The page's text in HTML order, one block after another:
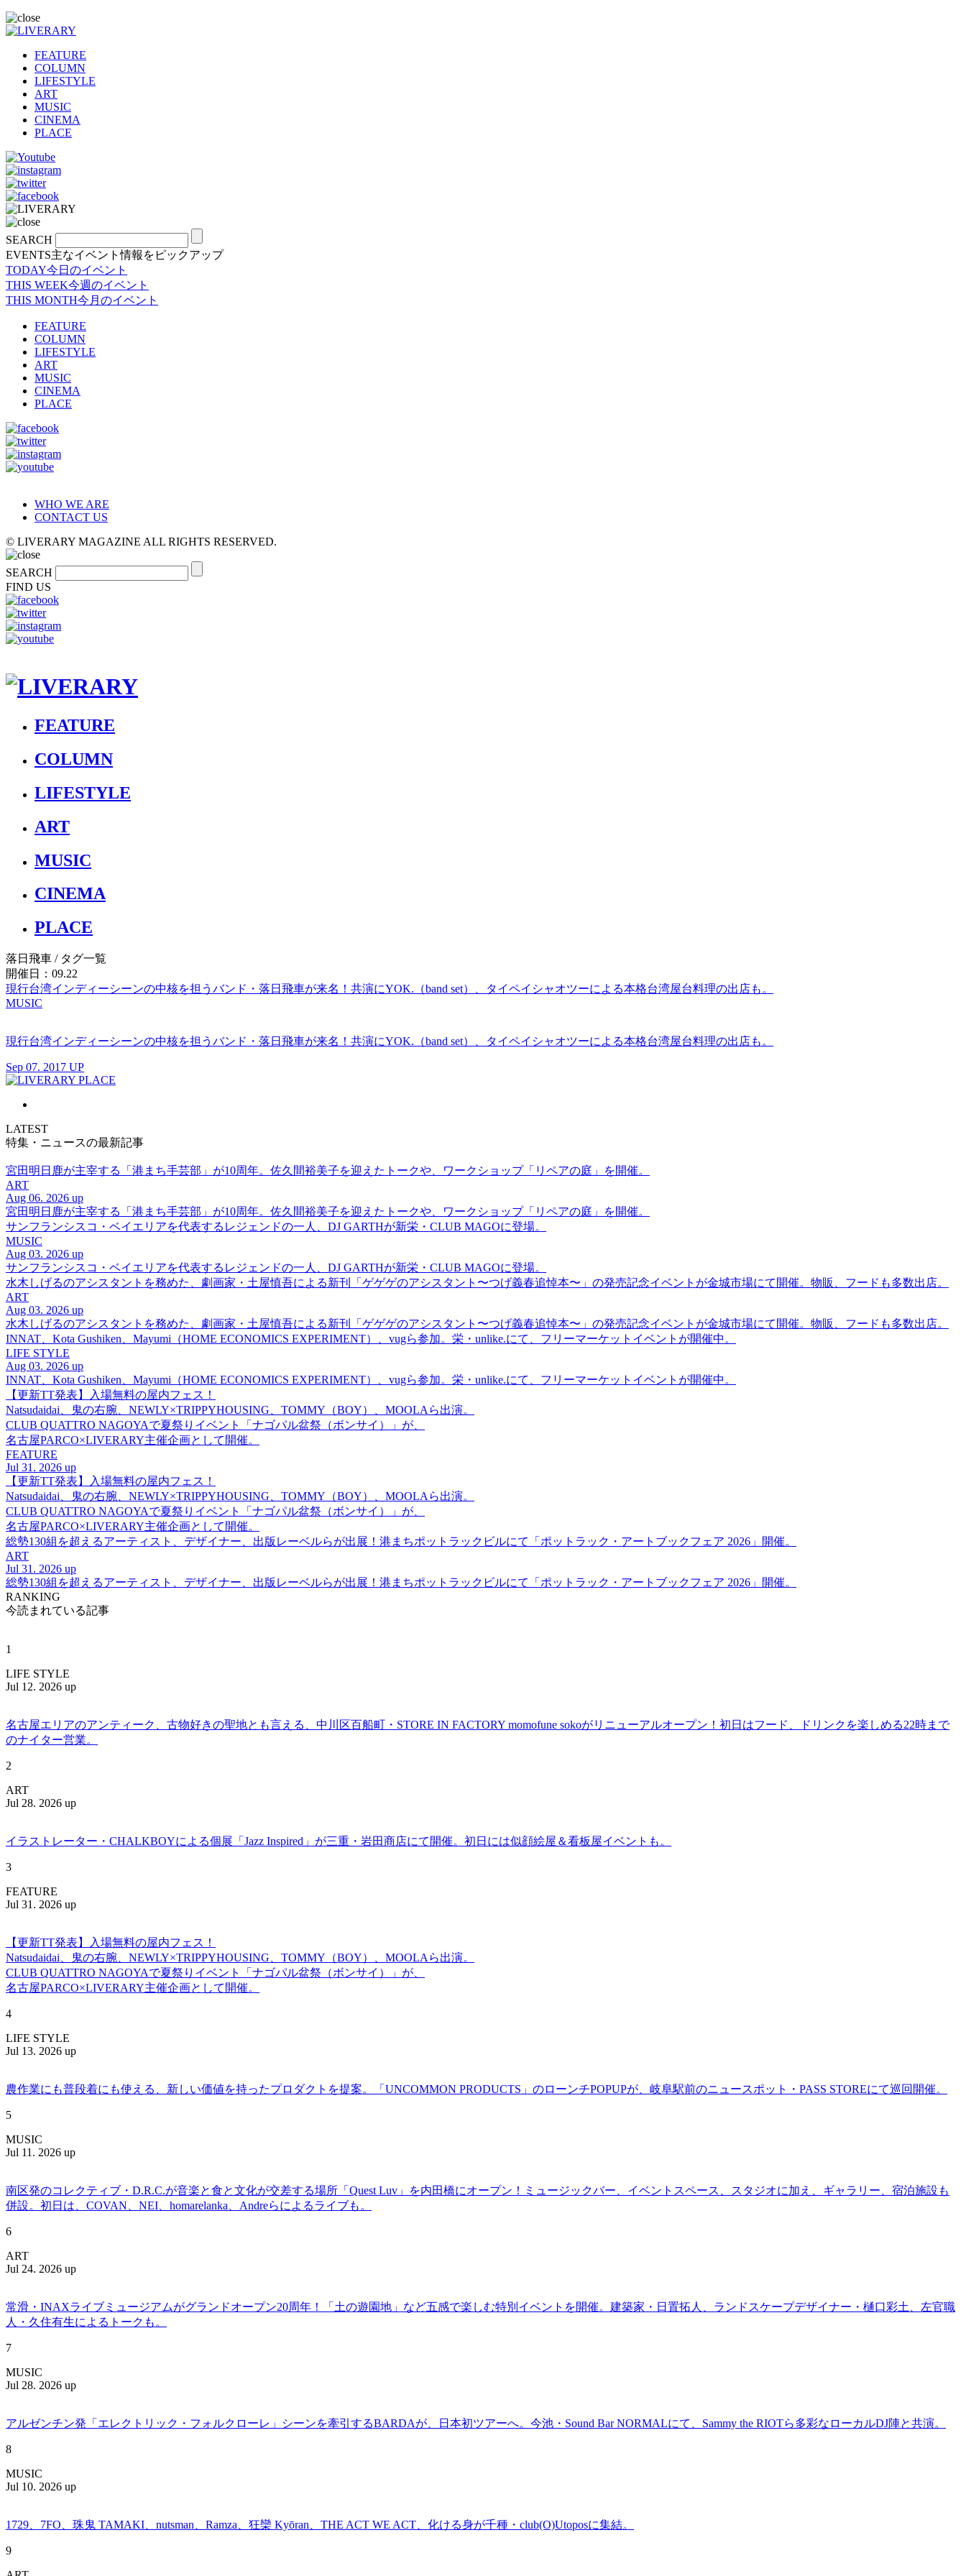
FEATURE
COLUMN
LIFESTYLE
ART
MUSIC
CINEMA
PLACE
SEARCH
EVENTS主なイベント情報をピックアップ
TODAY今日のイベント
THIS WEEK今週のイベント
THIS MONTH今月のイベント
FEATURE
COLUMN
LIFESTYLE
ART
MUSIC
CINEMA
PLACE
WHO WE ARE
CONTACT US
© LIVERARY MAGAZINE ALL RIGHTS RESERVED.
SEARCH
FIND US
FEATURE
COLUMN
LIFESTYLE
ART
MUSIC
CINEMA
PLACE
落日飛車 / タグ一覧
開催日：09.22
現行台湾インディーシーンの中核を担うバンド・落日飛車が来名！共演にYOK.（band set）、タイペイシャオツーによる本格台湾屋台料理の出店も。
MUSIC
現行台湾インディーシーンの中核を担うバンド・落日飛車が来名！共演にYOK.（band set）、タイペイシャオツーによる本格台湾屋台料理の出店も。
Sep 07. 2017 UP
LATEST
特集・ニュースの最新記事
宮田明日鹿が主宰する「港まち手芸部」が10周年。佐久間裕美子を迎えたトークや、ワークショップ「リペアの庭」を開催。
ART
Aug 06. 2026 up
宮田明日鹿が主宰する「港まち手芸部」が10周年。佐久間裕美子を迎えたトークや、ワークショップ「リペアの庭」を開催。
サンフランシスコ・ベイエリアを代表するレジェンドの一人、DJ GARTHが新栄・CLUB MAGOに登場。
MUSIC
Aug 03. 2026 up
サンフランシスコ・ベイエリアを代表するレジェンドの一人、DJ GARTHが新栄・CLUB MAGOに登場。
水木しげるのアシスタントを務めた、劇画家・土屋慎吾による新刊「ゲゲゲのアシスタント〜つげ義春追悼本〜」の発売記念イベントが金城市場にて開催。物販、フードも多数出店。
ART
Aug 03. 2026 up
水木しげるのアシスタントを務めた、劇画家・土屋慎吾による新刊「ゲゲゲのアシスタント〜つげ義春追悼本〜」の発売記念イベントが金城市場にて開催。物販、フードも多数出店。
INNAT、Kota Gushiken、Mayumi（HOME ECONOMICS EXPERIMENT）、vugら参加。栄・unlike.にて、フリーマーケットイベントが開催中。
LIFE STYLE
Aug 03. 2026 up
INNAT、Kota Gushiken、Mayumi（HOME ECONOMICS EXPERIMENT）、vugら参加。栄・unlike.にて、フリーマーケットイベントが開催中。
【更新TT発表】入場無料の屋内フェス！
Natsudaidai、鬼の右腕、NEWLY×TRIPPYHOUSING、TOMMY（BOY）、MOOLAら出演。
CLUB QUATTRO NAGOYAで夏祭りイベント「ナゴパル盆祭（ボンサイ）」が、
名古屋PARCO×LIVERARY主催企画として開催。
FEATURE
Jul 31. 2026 up
【更新TT発表】入場無料の屋内フェス！
Natsudaidai、鬼の右腕、NEWLY×TRIPPYHOUSING、TOMMY（BOY）、MOOLAら出演。
CLUB QUATTRO NAGOYAで夏祭りイベント「ナゴパル盆祭（ボンサイ）」が、
名古屋PARCO×LIVERARY主催企画として開催。
総勢130組を超えるアーティスト、デザイナー、出版レーベルらが出展！港まちポットラックビルにて「ポットラック・アートブックフェア 2026」開催。
ART
Jul 31. 2026 up
総勢130組を超えるアーティスト、デザイナー、出版レーベルらが出展！港まちポットラックビルにて「ポットラック・アートブックフェア 2026」開催。
RANKING
今読まれている記事
1
LIFE STYLE
Jul 12. 2026 up
名古屋エリアのアンティーク、古物好きの聖地とも言える、中川区百船町・STORE IN FACTORY momofune sokoがリニューアルオープン！初日はフード、ドリンクを楽しめる22時まで
のナイター営業。
2
ART
Jul 28. 2026 up
イラストレーター・CHALKBOYによる個展「Jazz Inspired」が三重・岩田商店にて開催。初日には似顔絵屋＆看板屋イベントも。
3
FEATURE
Jul 31. 2026 up
【更新TT発表】入場無料の屋内フェス！
Natsudaidai、鬼の右腕、NEWLY×TRIPPYHOUSING、TOMMY（BOY）、MOOLAら出演。
CLUB QUATTRO NAGOYAで夏祭りイベント「ナゴパル盆祭（ボンサイ）」が、
名古屋PARCO×LIVERARY主催企画として開催。
4
LIFE STYLE
Jul 13. 2026 up
農作業にも普段着にも使える、新しい価値を持ったプロダクトを提案。「UNCOMMON PRODUCTS」のローンチPOPUPが、岐阜駅前のニュースポット・PASS STOREにて巡回開催。
5
MUSIC
Jul 11. 2026 up
南区発のコレクティブ・D.R.C.が⾳楽と⾷と⽂化が交差する場所「Quest Luv」を内田橋にオープン！ミュージックバー、イベントスペース、スタジオに加え、ギャラリー、宿泊施設も
併設。初日は、COVAN、NEI、homarelanka、Andreらによるライブも。
6
ART
Jul 24. 2026 up
常滑・INAXライブミュージアムがグランドオープン20周年！「土の遊園地」など五感で楽しむ特別イベントを開催。建築家・日置拓人、ランドスケープデザイナー・樋口彩土、左官職
人・久住有生によるトークも。
7
MUSIC
Jul 28. 2026 up
アルゼンチン発「エレクトリック・フォルクローレ」シーンを牽引するBARDAが、日本初ツアーへ。今池・Sound Bar NORMALにて、Sammy the RIOTら多彩なローカルDJ陣と共演。
8
MUSIC
Jul 10. 2026 up
1729、7FO、珠鬼 TAMAKI、nutsman、Ramza、狂欒 Kyōran、THE ACT WE ACT、化ける身が千種・club(O)Utoposに集結。
9